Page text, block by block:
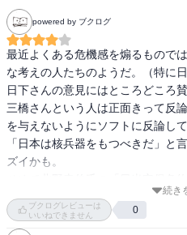
powered by ブクログ
最近よくある危機感を煽るもので
な考えの人たちのようだ。（特に日
日下さんの意見にはところどころ
三橋さんという人は正面きって反
を与えないようにソフトに反論し
「日本は核兵器をもつべきだ」と
ズイかも。
しいものだ。
続き
ブクログレビューは
いいねできません
0